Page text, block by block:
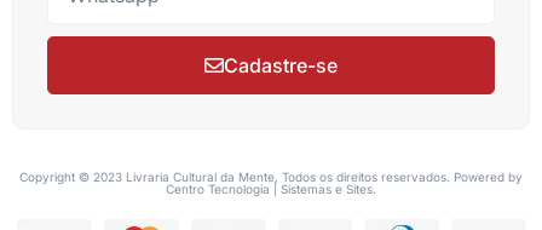
Cadastre-se
Copyright © 2023 Livraria Cultural da Mente, Todos os direitos reservados. Powered by
Centro Tecnologia | Sistemas e Sites.